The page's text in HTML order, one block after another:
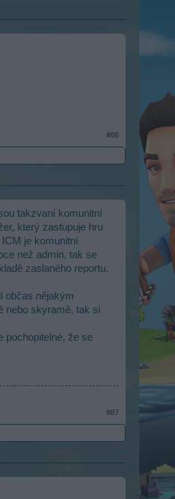
#86
takzvaní komunitní
který zastupuje hru
je komunitní
než admin, tak se
zaslaného reportu.
občas nějakým
nebo skyramě, tak si
pochopitelné, že se
#87